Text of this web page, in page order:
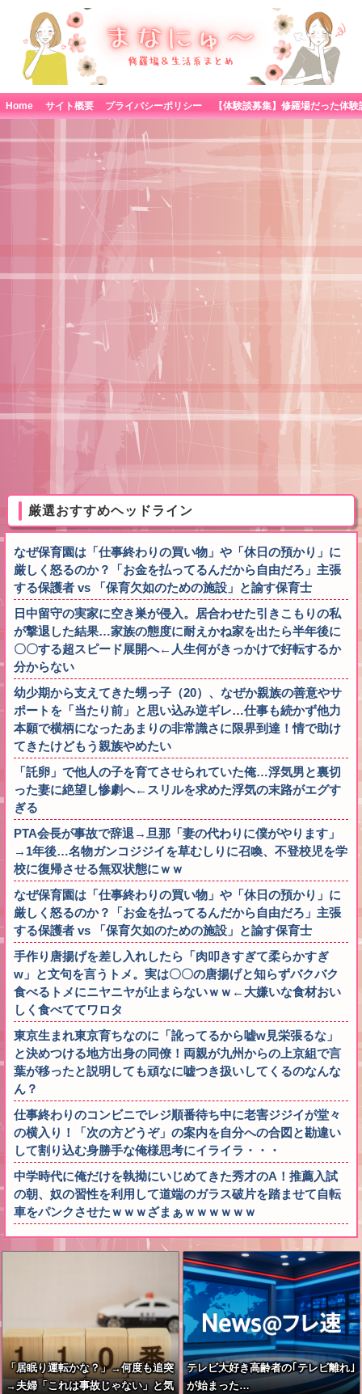
Home サイト概要 プライバシーポリシー
厳選おすすめヘッドライン
なぜ保育園は「仕事終わりの買い物」や「休日の預かり」に
厳しく怒るのか？「お金を払ってるんだから自由だろ」主張
する保護者 vs 「保育欠如のための施設」と諭す保育士
日中留守の実家に空き巣が侵入。居合わせた引きこもりの私
が撃退した結果…家族の態度に耐えかね家を出たら半年後に
〇〇する超スピード展開へ←人生何がきっかけで好転するか
分からない
幼少期から支えてきた甥っ子（20）、なぜか親族の善意やサ
ポートを「当たり前」と思い込み逆ギレ…仕事も続かず他力
本願で横柄になったあまりの非常識さに限界到達！情で助け
てきたけどもう親族やめたい
「託卵」で他人の子を育てさせられていた俺…浮気男と裏切
った妻に絶望し惨劇へ←スリルを求めた浮気の末路がエグす
ぎる
PTA会長が事故で辞退→旦那「妻の代わりに僕がやります」
→1年後…名物ガンコジジイを草むしりに召喚、不登校児を学
校に復帰させる無双状態にｗｗ
なぜ保育園は「仕事終わりの買い物」や「休日の預かり」に
厳しく怒るのか？「お金を払ってるんだから自由だろ」主張
する保護者 vs 「保育欠如のための施設」と諭す保育士
手作り唐揚げを差し入れしたら「肉叩きすぎて柔らかすぎ
w」と文句を言うトメ。実は〇〇の唐揚げと知らずバクバク
食べるトメにニヤニヤが止まらないｗｗ←大嫌いな食材おい
しく食べててワロタ
東京生まれ東京育ちなのに「訛ってるから嘘w見栄張るな」
と決めつける地方出身の同僚！両親が九州からの上京組で言
葉が移ったと説明しても頑なに嘘つき扱いしてくるのなんな
ん？
仕事終わりのコンビニでレジ順番待ち中に老害ジジイが堂々
の横入り！「次の方どうぞ」の案内を自分への合図と勘違い
して割り込む身勝手な俺様思考にイライラ・・・
中学時代に俺だけを執拗にいじめてきた秀才のA！推薦入試
の朝、奴の習性を利用して道端のガラス破片を踏ませて自転
車をパンクさせたｗｗｗざまぁｗｗｗｗｗｗ
「居眠り運転かな？」→何度も追突
→夫婦「これは事故じゃない」と気
テレビ大好き高齢者の｢テレビ離れ｣
が始まった…